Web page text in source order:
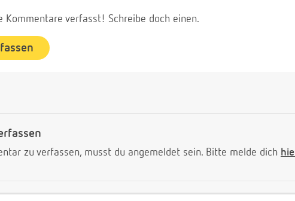
Kommentare verfasst! Schreibe doch einen.
zu verfassen, musst du angemeldet sein. Bitte melde dich